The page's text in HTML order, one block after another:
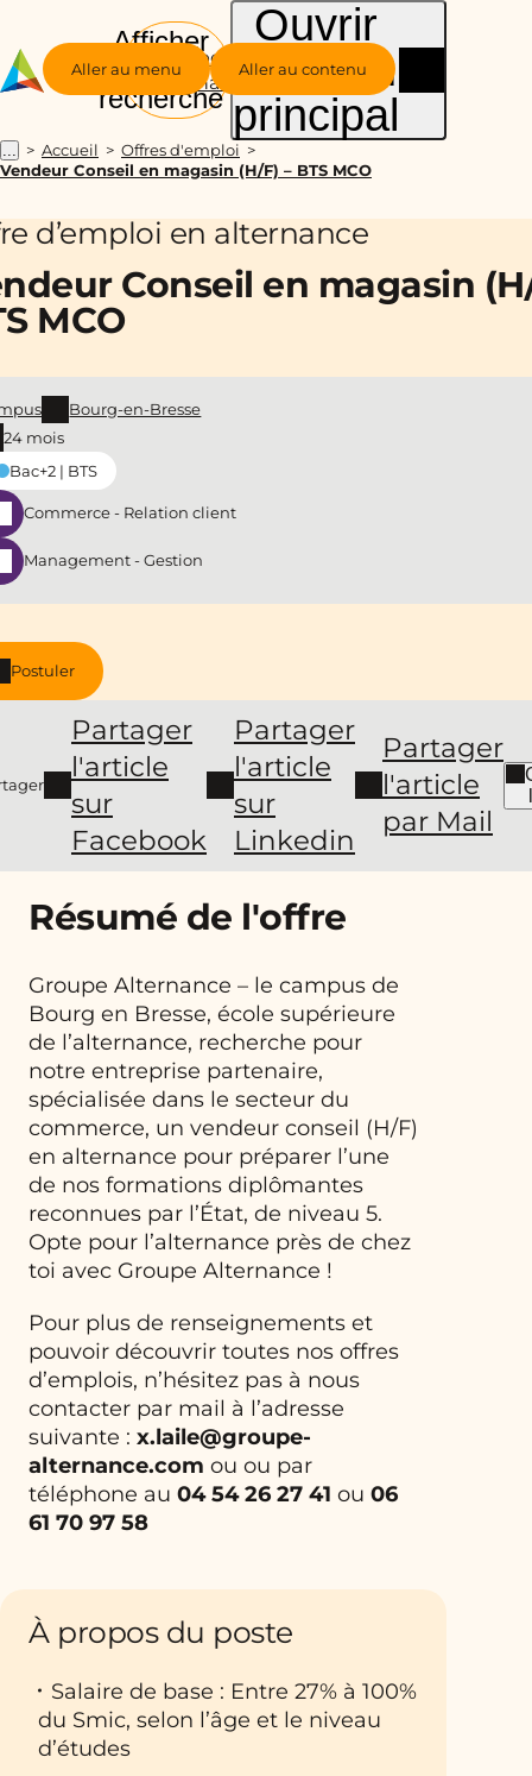
Aller au menu Aller au contenu
Groupe
Alternance
Afficher
la
recherche
Ouvrir
le menu
principal
... Accueil
Offres d'emploi
Vendeur Conseil en magasin (H/F) – BTS MCO
d’emploi en alternance
Conseil en magasin
MCO
Postuler
Partager
l'article
sur
Facebook
Partager
l'article
sur
Linkedin
Partager
l'article
par Mail
Bourg-en-Bresse
24 mois
Bac+2 | BTS
Commerce - Relation client
Management - Gestion
Résumé de l'offre
Groupe Alternance – le campus de
Bourg en Bresse, école supérieure
de l’alternance, recherche pour
notre entreprise partenaire,
spécialisée dans le secteur du
commerce, un vendeur conseil (H/F)
en alternance pour préparer l’une
de nos formations diplômantes
reconnues par l’État, de niveau 5.
Opte pour l’alternance près de chez
toi avec Groupe Alternance !
Pour plus de renseignements et
pouvoir découvrir toutes nos offres
d’emplois, n’hésitez pas à nous
contacter par mail à l’adresse
suivante : x.laile@groupe-
alternance.com ou ou par
téléphone au 04 54 26 27 41 ou 06
61 70 97 58
À propos du poste
Salaire de base : Entre 27% à 100%
du Smic, selon l’âge et le niveau
d’études